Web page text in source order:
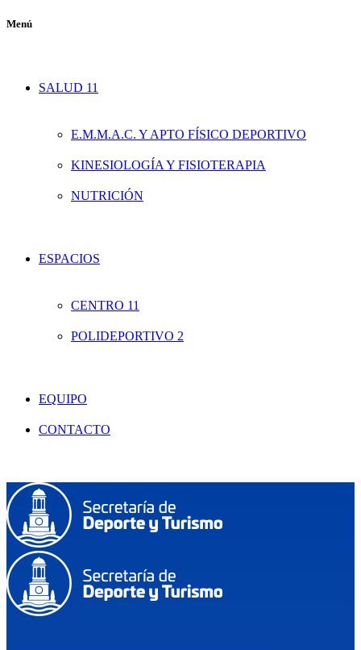
Menú
SALUD 11
E.M.M.A.C. Y APTO FÍSICO DEPORTIVO
KINESIOLOGÍA Y FISIOTERAPIA
NUTRICIÓN
ESPACIOS
CENTRO 11
POLIDEPORTIVO 2
EQUIPO
CONTACTO